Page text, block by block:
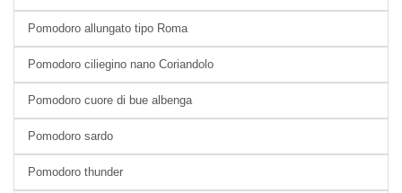
Pomodoro allungato tipo Roma
Pomodoro ciliegino nano Coriandolo
Pomodoro cuore di bue albenga
Pomodoro sardo
Pomodoro thunder